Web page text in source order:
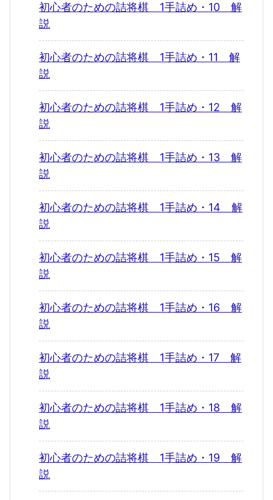
初心者のための詰将棋 1手詰め・10 解
説
初心者のための詰将棋 1手詰め・11 解
説
初心者のための詰将棋 1手詰め・12 解
説
初心者のための詰将棋 1手詰め・13 解
説
初心者のための詰将棋 1手詰め・14 解
説
初心者のための詰将棋 1手詰め・15 解
説
初心者のための詰将棋 1手詰め・16 解
説
初心者のための詰将棋 1手詰め・17 解
説
初心者のための詰将棋 1手詰め・18 解
説
初心者のための詰将棋 1手詰め・19 解
説